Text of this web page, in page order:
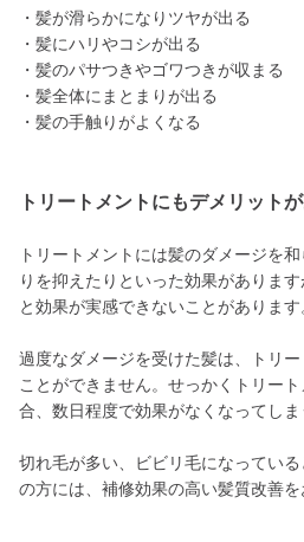
・髪が滑らかになりツヤが出る
・髪にハリやコシが出る
・髪のパサつきやゴワつきが収まる
・髪全体にまとまりが出る
・髪の手触りがよくなる
トリートメントにもデメリット
トリートメントには髪のダメージを
りを抑えたりといった効果がありま
と効果が実感できないことがあります
過度なダメージを受けた髪は、トリ
ことができません。せっかくトリー
合、数日程度で効果がなくなってしま
切れ毛が多い、ビビリ毛になってい
の方には、補修効果の高い髪質改善を